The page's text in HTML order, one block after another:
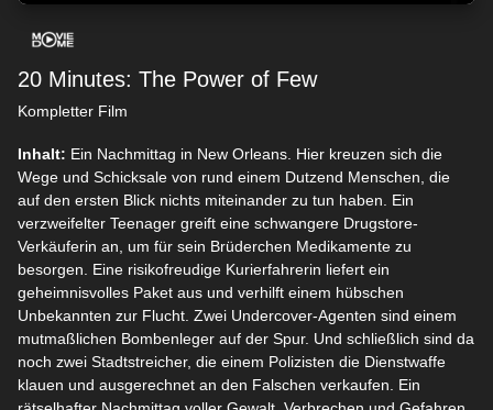
20 Minutes: The Power of Few
Kompletter Film
Inhalt: Ein Nachmittag in New Orleans. Hier kreuzen sich die
Wege und Schicksale von rund einem Dutzend Menschen, die
auf den ersten Blick nichts miteinander zu tun haben. Ein
verzweifelter Teenager greift eine schwangere Drugstore-
Verkäuferin an, um für sein Brüderchen Medikamente zu
besorgen. Eine risikofreudige Kurierfahrerin liefert ein
geheimnisvolles Paket aus und verhilft einem hübschen
Unbekannten zur Flucht. Zwei Undercover-Agenten sind einem
mutmaßlichen Bombenleger auf der Spur. Und schließlich sind da
noch zwei Stadtstreicher, die einem Polizisten die Dienstwaffe
klauen und ausgerechnet an den Falschen verkaufen. Ein